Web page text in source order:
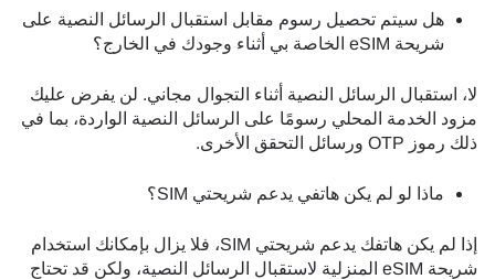
هل سيتم تحصيل رسوم مقابل استقبال الرسائل النصية على
شريحة eSIM الخاصة بي أثناء وجودك في الخارج؟
لا، استقبال الرسائل النصية أثناء التجوال مجاني. لن يفرض عليك
مزود الخدمة المحلي رسومًا على الرسائل النصية الواردة، بما في
ذلك رموز OTP ورسائل التحقق الأخرى.
ماذا لو لم يكن هاتفي يدعم شريحتي SIM؟
إذا لم يكن هاتفك يدعم شريحتي SIM، فلا يزال بإمكانك استخدام
شريحة eSIM المنزلية لاستقبال الرسائل النصية، ولكن قد تحتاج